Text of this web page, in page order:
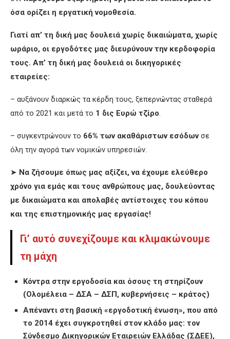
όσα ορίζει η εργατική νομοθεσία.
Γιατί απ’ τη δική μας δουλειά χωρίς δικαιώματα, χωρίς
ωράριο, οι εργοδότες μας διευρύνουν την κερδοφορία
τους. Απ’ τη δική μας δουλειά οι δικηγορικές
εταιρείες:
– αυξάνουν διαρκώς τα κέρδη τους, ξεπερνώντας σταθερά
από το 2021 και μετά το 1 δις Ευρώ τζίρο.
– συγκεντρώνουν το 66% των ακαθάριστων εσόδωνσε
όλη την αγορά των νομικών υπηρεσιών.
➤ Να ζήσουμε όπως μας αξίζει, να έχουμε ελεύθερο
χρόνο για εμάς και τους ανθρώπους μας, δουλεύοντας
με δικαιώματα και απολαβές αντίστοιχες του κόπου
και της επιστημονικής μας εργασίας!
Γι’ αυτό συνεχίζουμε και κλιμακώνουμε
τη μάχη
Κόντρα στην εργοδοσία και όσους τη στηρίζουν
(Ολομέλεια – ΔΣΑ – ΔΣΠ, κυβερνήσεις – κράτος)
Απέναντι στη βασική «εργοδοτική ένωση», που από
το 2014 έχει συγκροτηθεί στον κλάδο μας: τον
Σύνδεσμο Δικηγορικών Εταιρειών Ελλάδας (ΣΔΕΕ),